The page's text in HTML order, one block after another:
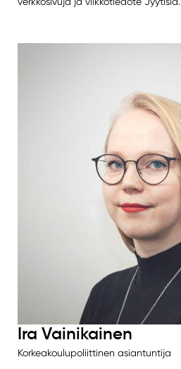
Ira Vainikainen
Korkeakoulupoliittinen asiantuntija